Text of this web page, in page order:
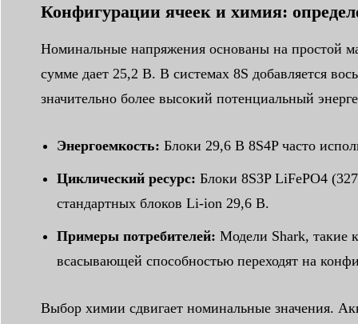
Конфигурации ячеек и химия:
Номинальные напряжения основаны на простой
сумме дает 25,2 В. В системах 8S добавляется
значительно более высокий потенциальный
Энергоемкость: Блоки 29,6 В 8S4P часто
Циклический ресурс: Блоки 8S3P LiFePO4
стандартных блоков Li-ion 29,6 В.
Примеры потребителей: Модели Shark, такие
всасывающей способностью переходят на
Выбор химии сдвигает номинальные значения.